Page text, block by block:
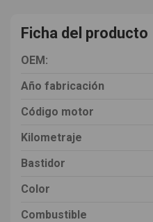
Ficha del producto
OEM:
Año fabricación
Código motor
Kilometraje
Bastidor
Color
Combustible